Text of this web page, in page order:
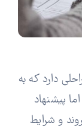
دارد که به
پیشنهاد
و شرایط